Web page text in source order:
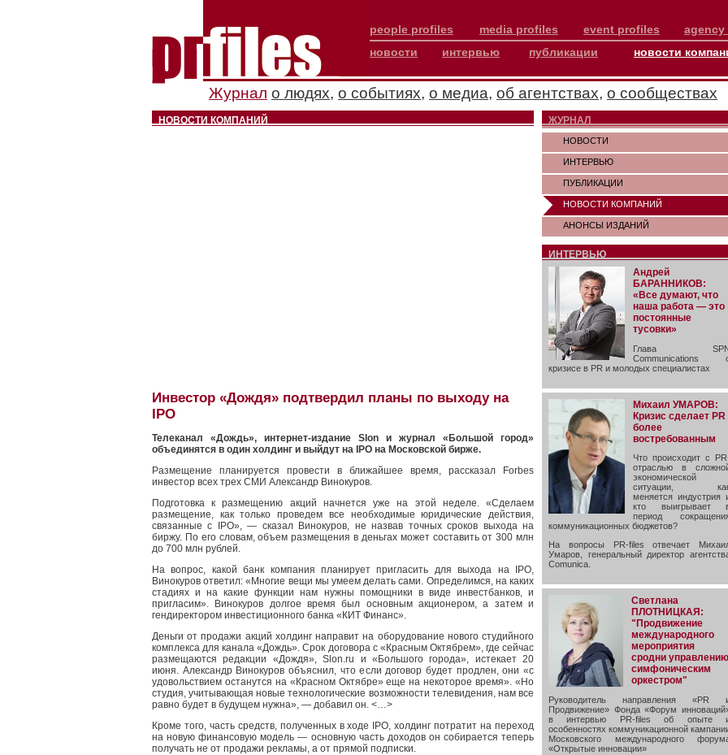
people profiles media profiles event profiles agency
новости
интервью публикации новости
Журнал о людях, о событиях, о медиа, об агентствах, о сообществах
НОВОСТИ КОМПАНИЙ
Инвестор «Дождя» подтвердил планы по выходу на
IPO
Телеканал «Дождь», интернет-издание Slon и журнал «Большой город»
объединятся в один холдинг и выйдут на IPO на Московской бирже.
Размещение планируется провести в ближайшее время, рассказал Forbes
инвестор всех трех СМИ Александр Винокуров.
Подготовка к размещению акций начнется уже на этой неделе. «Сделаем
размещение, как только проведем все необходимые юридические действия,
связанные с IPO», — сказал Винокуров, не назвав точных сроков выхода на
биржу. По его словам, объем размещения в деньгах может составить от 300 млн
до 700 млн рублей.
На вопрос, какой банк компания планирует пригласить для выхода на IPO,
Винокуров ответил: «Многие вещи мы умеем делать сами. Определимся, на каких
стадиях и на какие функции нам нужны помощники в виде инвестбанков, и
пригласим». Винокуров долгое время был основным акционером, а затем и
гендиректором инвестиционного банка «КИТ Финанс».
Деньги от продажи акций холдинг направит на оборудование нового студийного
комплекса для канала «Дождь». Срок договора с «Красным Октябрем», где сейчас
размещаются редакции «Дождя», Slon.ru и «Большого города», истекает 20
июня. Александр Винокуров объяснил, что если договор будет продлен, они «с
удовольствием останутся на «Красном Октябре» еще на некоторое время». «Но
студия, учитывающая новые технологические возможности телевидения, нам все
равно будет в будущем нужна», — добавил он. <…>
Кроме того, часть средств, полученных в ходе IPO, холдинг потратит на переход
на новую финансовую модель — основную часть доходов он собирается теперь
получать не от продажи рекламы, а от прямой подписки.
ЖУРНАЛ
НОВОСТИ
ИНТЕРВЬЮ
ПУБЛИКАЦИИ
НОВОСТИ КОМПАНИЙ
АНОНСЫ ИЗДАНИЙ
ИНТЕРВЬЮ
Андрей
БАРАННИКОВ:
«Все думают, что
наша работа — это
постоянные
тусовки»
Глава
Communications
кризисе в PR и молодых специалистах
Михаил УМАРОВ:
Кризис сделает PR
более
востребованным
Что происходит с
отраслью в
экономической
ситуации,
меняется индустрия
кто выигрывает
период
коммуникационных бюджетов?
На вопросы PR-files отвечает
Умаров, генеральный директор
Comunica.
Светлана
ПЛОТНИЦКАЯ:
"Продвижение
международного
мероприятия
сродни управлению
симфоническим
оркестром"
Руководитель направления «PR
Продвижение» Фонда «Форум
в интервью PR-files об опыте
особенностях коммуникационной
Московского международного
«Открытые инновации»